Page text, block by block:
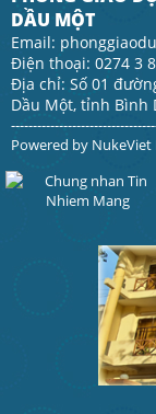
DẦU MỘT
Email:
Điện thoại: 0274 3
Địa chỉ: Số 01
Dầu Một, tỉnh Bình
Powered by NukeViet